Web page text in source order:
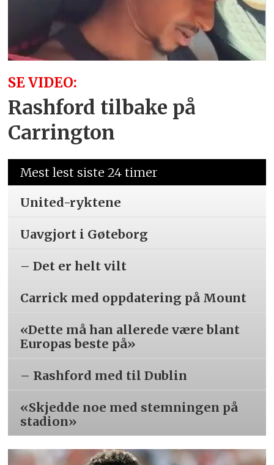
SE VIDEO:
Rashford tilbake på
Carrington
Mest lest siste 24 timer
United-ryktene
Uavgjort i Gøteborg
– Det er helt vilt
Carrick med oppdatering på Mount
«Dette må han allerede være blant
Europas beste på»
– Rashford med til Dublin
«Skjedde noe med stemningen på
stadion»